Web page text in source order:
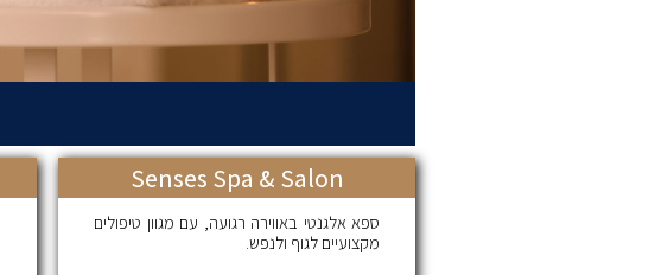
Senses Spa & Salon
ספא אלגנטי באווירה רגועה, עם מגוון טיפולים
מקצועיים לגוף ולנפש.